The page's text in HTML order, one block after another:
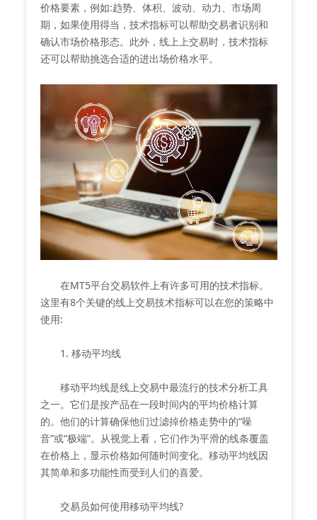
价格要素，例如:趋势、体积、波动、动力、市场周
期，如果使用得当，技术指标可以帮助交易者识别和
确认市场价格形态。此外，线上上交易时，技术指标
还可以帮助挑选合适的进出场价格水平。
在MT5平台交易软件上有许多可用的技术指标。
这里有8个关键的线上交易技术指标可以在您的策略中
使用:
1. 移动平均线
移动平均线是线上交易中最流行的技术分析工具
之一。它们是按产品在一段时间内的平均价格计算
的。他们的计算确保他们过滤掉价格走势中的“噪
音”或“极端”。从视觉上看，它们作为平滑的线条覆盖
在价格上，显示价格如何随时间变化。移动平均线因
其简单和多功能性而受到人们的喜爱。
交易员如何使用移动平均线?